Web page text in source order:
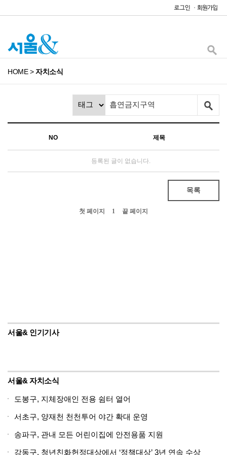
HOME>자치소식
NO 제목
등록된 글이 없습니다.
목록
첫 페이지 1 끝 페이지
서울& 인기기사
서울& 자치소식
도봉구, 지체장애인 전용 쉼터 열어
서초구, 양재천 천천투어 야간 확대 운영
송파구, 관내 모든 어린이집에 안전용품 지원
강동구, 청년친화헌정대상에서 ‘정책대상’ 3년 연속 수상